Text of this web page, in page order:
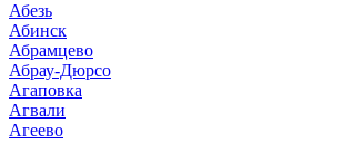
Абезь
Абинск
Абрамцево
Абрау-Дюрсо
Агаповка
Агвали
Агеево